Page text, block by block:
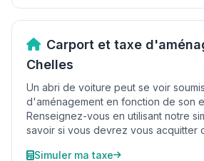
Carport et taxe
Chelles
Un abri de voiture peut se voir
d'aménagement en fonction de son
Renseignez-vous en utilisant notre
savoir si vous devrez vous acquitter
Simuler ma taxe